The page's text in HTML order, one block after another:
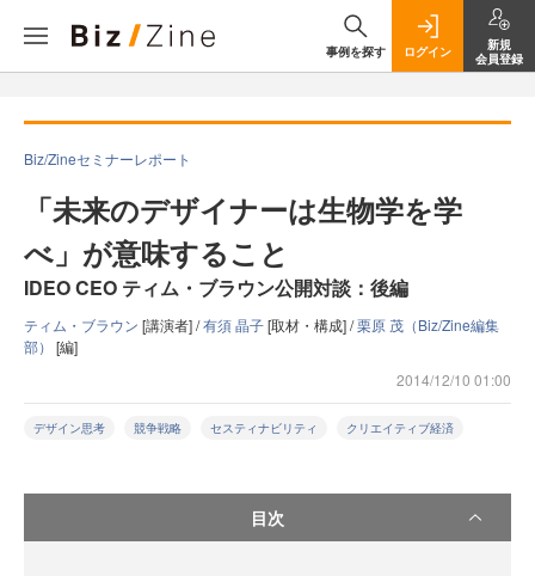
事例を探す ログイン
新規
会員登録
Biz/Zineセミナーレポート
「未来のデザイナーは生物学を学
べ」が意味すること
IDEO CEO ティム・ブラウン公開対談：後編
ティム・ブラウン [講演者] /有須 晶子[取材・構成] /栗原 茂（Biz/Zine編集
部） [編]
2014/12/10 01:00
デザイン思考 競争戦略 セスティナビリティ クリエイティブ経済
目次